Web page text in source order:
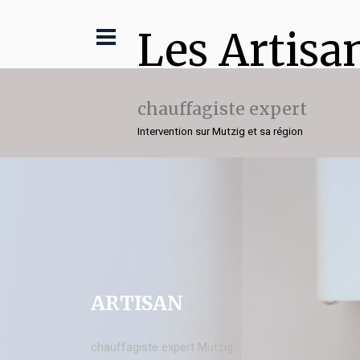
Les
chauffagiste expert
Intervention sur Mutzig et sa région
ARTISAN
chauffagiste expert Mutzig